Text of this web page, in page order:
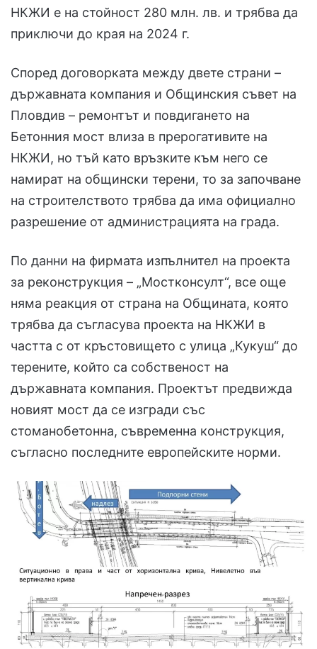
НКЖИ е на стойност 280 млн. лв. и трябва да
приключи до края на 2024 г.
Според договорката между двете страни –
държавната компания и Общинския съвет на
Пловдив – ремонтът и повдигането на
Бетонния мост влиза в прерогативите на
НКЖИ, но тъй като връзките към него се
намират на общински терени, то за започване
на строителството трябва да има официално
разрешение от администрацията на града.
По данни на фирмата изпълнител на проекта
за реконструкция – „Мостконсулт“, все още
няма реакция от страна на Общината, която
трябва да съгласува проекта на НКЖИ в
частта с от кръстовището с улица „Кукуш“ до
терените, който са собственост на
държавната компания. Проектът предвижда
новият мост да се изгради със
стоманобетонна, съвременна конструкция,
съгласно последните европейските норми.